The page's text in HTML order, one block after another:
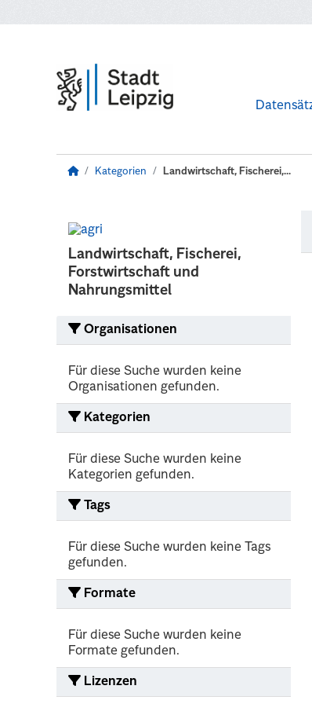
Kategorien Landwirtschaft, Fischerei,...
Landwirtschaft, Fischerei,
Forstwirtschaft und
Nahrungsmittel
Organisationen
Für diese Suche wurden keine
Organisationen gefunden.
Kategorien
Für diese Suche wurden keine
Kategorien gefunden.
Tags
Für diese Suche wurden keine Tags
gefunden.
Formate
Für diese Suche wurden keine
Formate gefunden.
Lizenzen